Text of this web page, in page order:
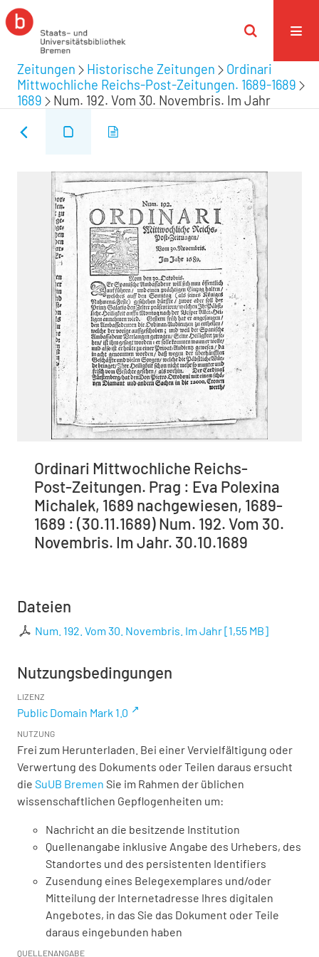
Zeitungen Historische Zeitungen
Ordinari
Mittwochliche Reichs-Post-Zeitungen. 1689-1689
1689
Num. 192. Vom 30. Novembris. Im Jahr
Ordinari Mittwochliche Reichs-
Post-Zeitungen. Prag : Eva Polexina
Michalek, 1689 nachgewiesen, 1689-
1689 : (30.11.1689) Num. 192. Vom 30.
Novembris. Im Jahr. 30.10.1689
Dateien
Num. 192. Vom 30. Novembris. Im Jahr[1,55 MB]
Nutzungsbedingungen
LIZENZ
Public Domain Mark 1.0
NUTZUNG
Frei zum Herunterladen. Bei einer Vervielfältigung oder
Verwertung des Dokuments oder Teilen daraus ersucht
die SuUB Bremen Sie im Rahmen der üblichen
wissenschaftlichen Gepflogenheiten um:
Nachricht an die besitzende Institution
Quellenangabe inklusive Angabe des Urhebers, des
Standortes und des persistenten Identifiers
Zusendung eines Belegexemplares und/oder
Mitteilung der Internetadresse Ihres digitalen
Angebotes, in das Sie das Dokument oder Teile
daraus eingebunden haben
QUELLENANGABE